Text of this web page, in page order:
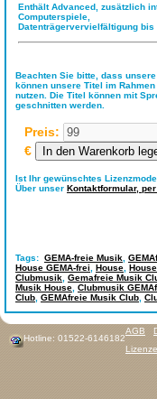
Enthält Advanced, zusätzlich
Computerspiele,
Datenträgervervielfältigung bis
Beachten Sie bitte, dass
können unsere Titel im
nutzen. Die Titel können mit
geschnitten werden.
Preis:
€
Ist Ihr gewünschtes
Über unser Kontaktformular,
Tags: GEMA-freie Musik
House GEMA-frei
House
Clubmusik Gemafreie Musik
Musik House Clubmusik
Club GEMAfreie Musik Club
Hotline: 01522-6146182
AGB